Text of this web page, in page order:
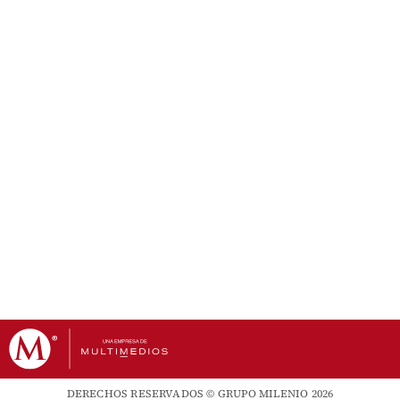
DERECHOS RESERVADOS © GRUPO MILENIO 2026